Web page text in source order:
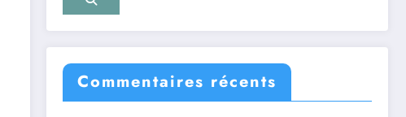
Commentaires récents